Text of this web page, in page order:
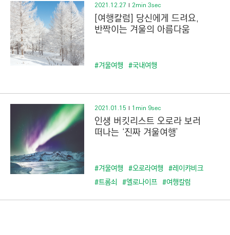
O
N
)
2021.12.27 2min 3sec
[여행칼럼] 당신에게 드려요,
반짝이는 겨울의 아름다움
#겨울여행 #국내여행
2021.01.15 1min 9sec
인생 버킷리스트 오로라 보러
떠나는 ‘진짜 겨울여행’
#겨울여행 #오로라여행 #레이캬비크
#트롬쇠 #옐로나이프 #여행칼럼